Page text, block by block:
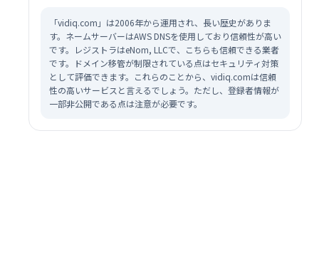
「vidiq.com」は2006年から運用され、長い歴史がありま
す。ネームサーバーはAWS DNSを使用しており信頼性が高い
です。レジストラはeNom, LLCで、こちらも信頼できる業者
です。ドメイン移管が制限されている点はセキュリティ対策
として評価できます。これらのことから、vidiq.comは信頼
性の高いサービスと言えるでしょう。ただし、登録者情報が
一部非公開である点は注意が必要です。